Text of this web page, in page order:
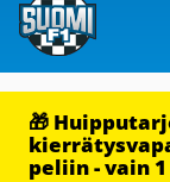
🎁
peliin - vain